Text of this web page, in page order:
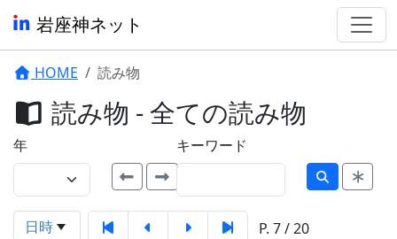
岩座神ネット
HOME 読み物
読み物 - 全ての読み物
年 キーワード
日時 P. 7 / 20